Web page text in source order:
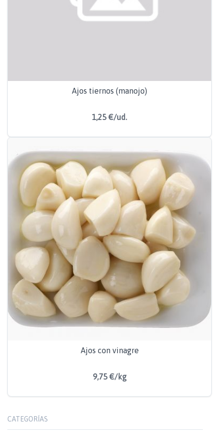
Ajos tiernos (manojo)
1,25 €/ud.
Ajos con vinagre
9,75 €/kg
CATEGORÍAS